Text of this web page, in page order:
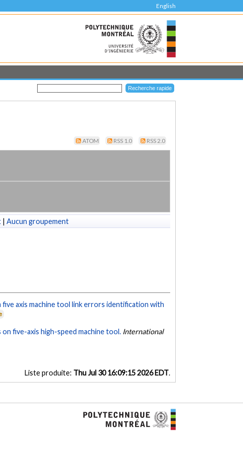
English
ATOM RSS 1.0 RSS 2.0
| Aucun groupement
axis machine tool link errors identification with
five-axis high-speed machine tool. International
Liste produite: Thu Jul 30 16:09:15 2026 EDT.